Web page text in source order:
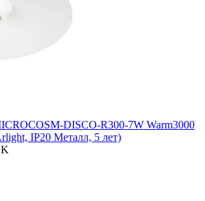
DISCO-R300-7W Warm3000
IP20 Металл, 5 лет)